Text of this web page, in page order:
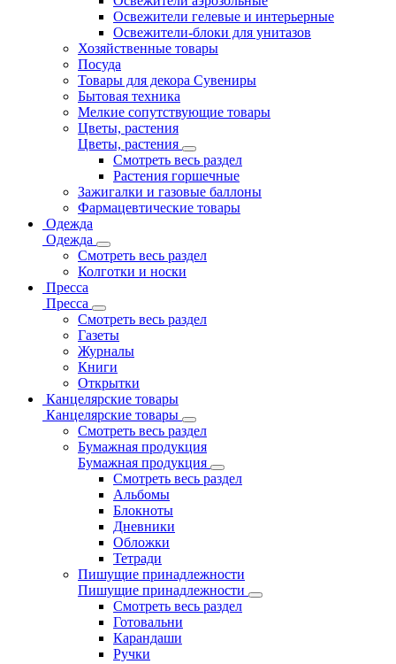
Освежители гелевые и интерьерные
Освежители-блоки для унитазов
Хозяйственные товары
Посуда
Товары для декора Сувениры
Бытовая техника
Мелкие сопутствующие товары
Цветы, растения
Цветы, растения
Смотреть весь раздел
Растения горшечные
Зажигалки и газовые баллоны
Фармацевтические товары
Одежда
Одежда
Смотреть весь раздел
Колготки и носки
Пресса
Пресса
Смотреть весь раздел
Газеты
Журналы
Книги
Открытки
Канцелярские товары
Канцелярские товары
Смотреть весь раздел
Бумажная продукция
Бумажная продукция
Смотреть весь раздел
Альбомы
Блокноты
Дневники
Обложки
Тетради
Пишущие принадлежности
Пишущие принадлежности
Смотреть весь раздел
Готовальни
Карандаши
Ручки